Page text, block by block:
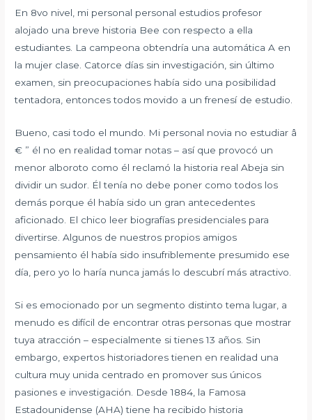
En 8vo nivel, mi personal personal estudios profesor
alojado una breve historia Bee con respecto a ella
estudiantes. La campeona obtendría una automática A en
la mujer clase. Catorce días sin investigación, sin último
examen, sin preocupaciones había sido una posibilidad
tentadora, entonces todos movido a un frenesí de estudio.
Bueno, casi todo el mundo. Mi personal novia no estudiar â
€ ” él no en realidad tomar notas – así que provocó un
menor alboroto como él reclamó la historia real Abeja sin
dividir un sudor. Él tenía no debe poner como todos los
demás porque él había sido un gran antecedentes
aficionado. El chico leer biografías presidenciales para
divertirse. Algunos de nuestros propios amigos
pensamiento él había sido insufriblemente presumido ese
día, pero yo lo haría nunca jamás lo descubrí más atractivo.
Si es emocionado por un segmento distinto tema lugar, a
menudo es difícil de encontrar otras personas que mostrar
tuya atracción – especialmente si tienes 13 años. Sin
embargo, expertos historiadores tienen en realidad una
cultura muy unida centrado en promover sus únicos
pasiones e investigación. Desde 1884, la Famosa
Estadounidense (AHA) tiene ha recibido historia